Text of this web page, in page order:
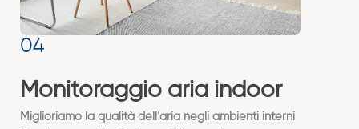
Monitoraggio aria indoor
Miglioriamo la qualità dell’aria negli ambienti interni